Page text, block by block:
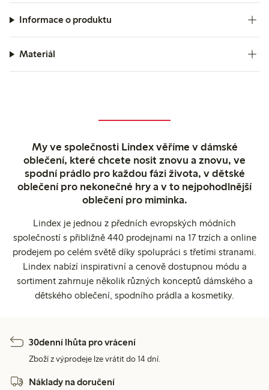
Informace o produktu
Materiál
My ve společnosti Lindex věříme v dámské
oblečení, které chcete nosit znovu a znovu, ve
spodní prádlo pro každou fázi života, v dětské
oblečení pro nekonečné hry a v to nejpohodlnější
oblečení pro miminka.
Lindex je jednou z předních evropských módních
společností s přibližně 440 prodejnami na 17 trzích a online
prodejem po celém světě díky spolupráci s třetími stranami.
Lindex nabízí inspirativní a cenově dostupnou módu a
sortiment zahrnuje několik různých konceptů dámského a
dětského oblečení, spodního prádla a kosmetiky.
30denní lhůta pro vrácení
Zboží z výprodeje lze vrátit do 14 dní.
Náklady na doručení